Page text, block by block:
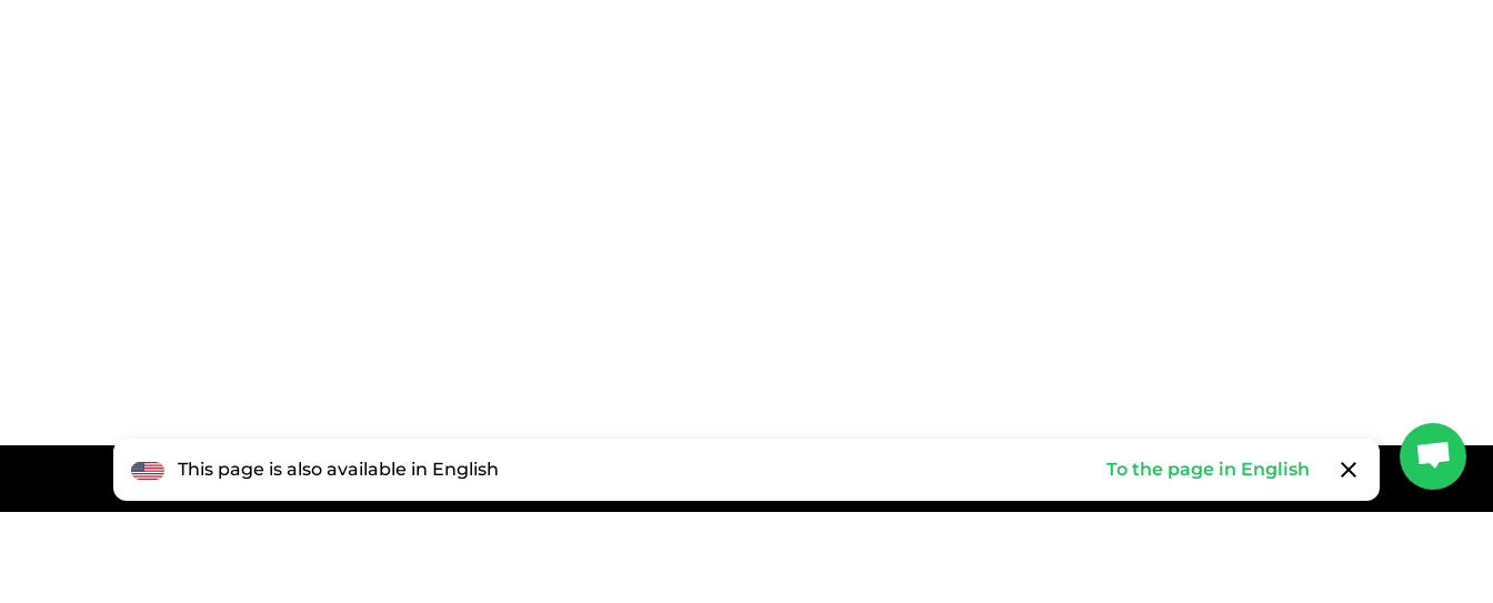
This page is also available in English To the page in English clear